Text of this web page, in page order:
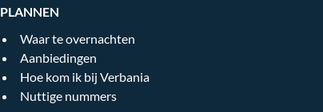
PLANNEN
Waar te overnachten
Aanbiedingen
Hoe kom ik bij Verbania
Nuttige nummers